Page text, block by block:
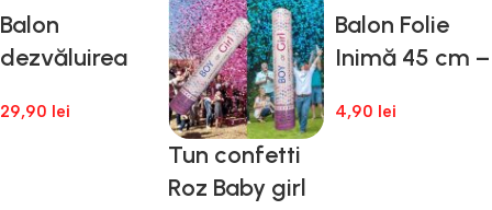
Balon
dezvăluirea
bebelușului 90
29,90 lei
Tun confetti
Roz Baby girl
Balon Folie
Inimă 45 cm –
4,90 lei